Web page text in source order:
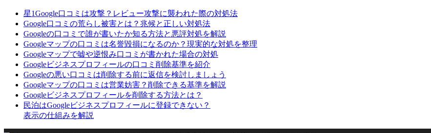
星1Google口コミは攻撃？レビュー攻撃に襲われた際の対処法
Google口コミの荒らし被害とは？兆候と正しい対処法
Googleの口コミで誰が書いたか知る方法と悪評対処を解説
Googleマップの口コミは名誉毀損になるのか？現実的な対処を整理
Googleマップで嘘や逆恨み口コミが書かれた場合の対処
Googleビジネスプロフィールの口コミ削除基準を紹介
Googleの悪い口コミは削除する前に返信を検討しましょう
Googleマップの口コミは営業妨害？削除できる基準を解説
Googleビジネスプロフィールを削除する方法とは？
民泊はGoogleビジネスプロフィールに登録できない？
表示の仕組みを解説